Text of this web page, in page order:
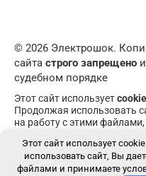
© 2026 Электрошок.
сайта строго запрещено
судебном порядке
Этот сайт используетcookie
Продолжая использовать
на работу с этими
возникновении вопросов
связи.
Этот сайт использует
использовать сайт, Вы
файлами и принимаете